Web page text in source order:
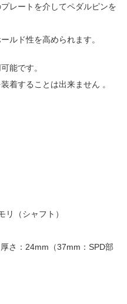
レートを介してペダルピンを
ルド性を高められます。
能です。
着することは出来ません 。
リ（シャフト）
さ：24mm（37mm：SPD部